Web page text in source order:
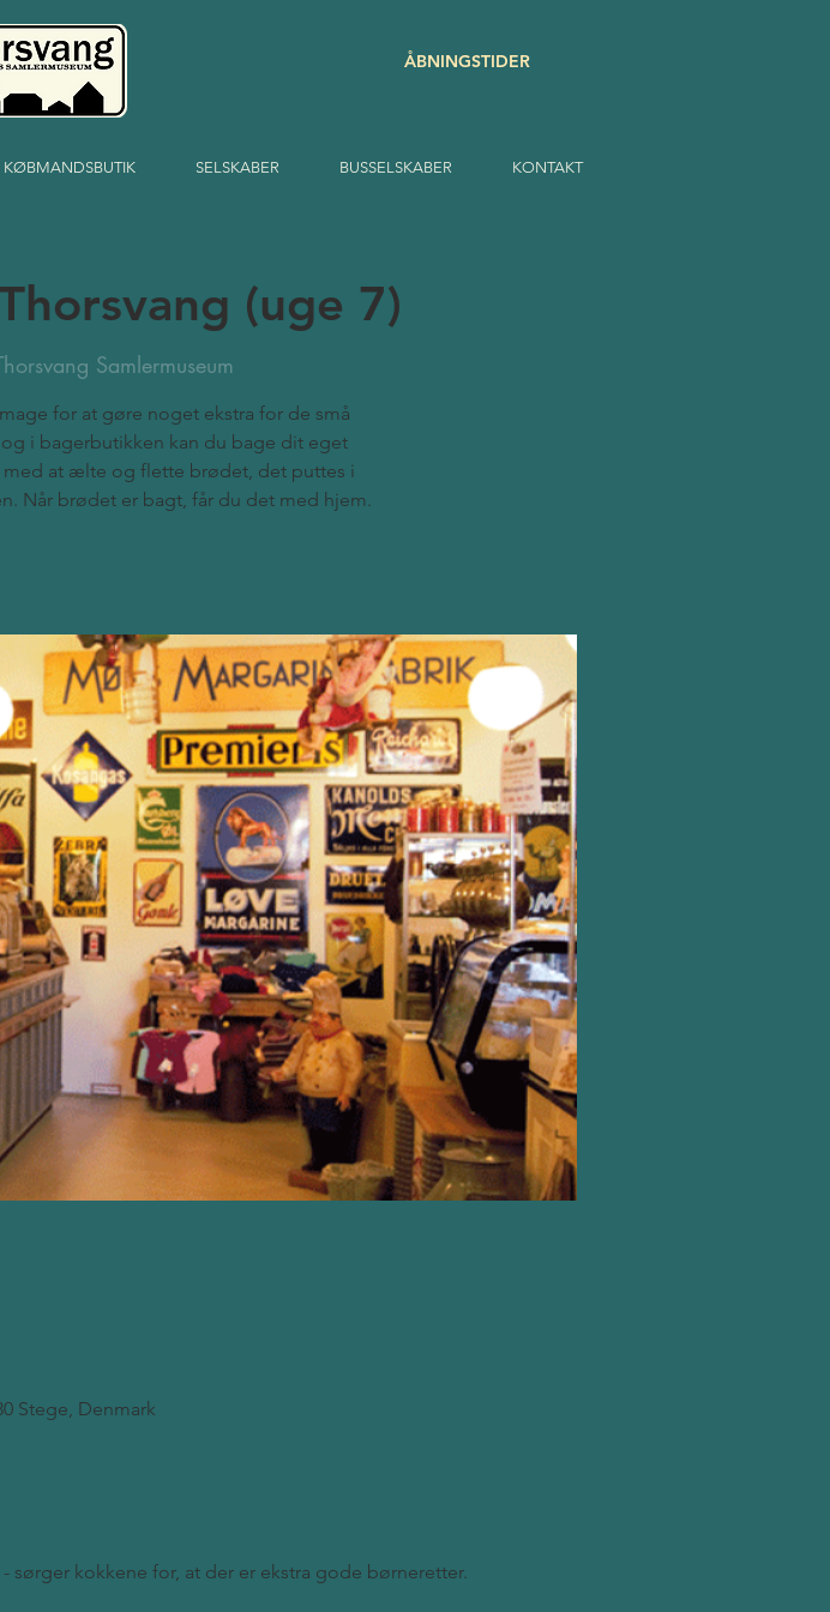
ÅBNINGSTIDER
KØBMANDSBUTIK SELSKABER BUSSELSKABER KONTAKT
(uge 7)
Samlermuseum
for at gøre noget ekstra for de små
i bagerbutikken kan du bage dit eget
at ælte og flette brødet, det puttes i
Når brødet er bagt, får du det med hjem.
Stege, Denmark
sørger kokkene for, at der er ekstra gode børneretter.